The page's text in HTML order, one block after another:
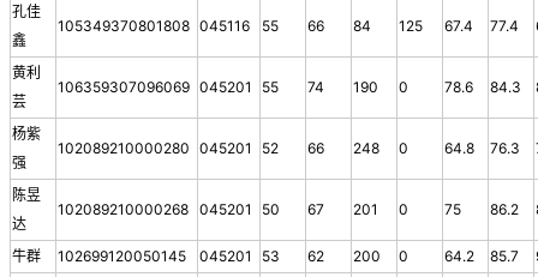
孔佳
鑫
105349370801808 045116 55 66 84 125 67.4 77.4
黄利
芸
106359307096069 045201 55 74 190 0 78.6 84.3
杨紫
强
102089210000280 045201 52 66 248 0 64.8 76.3
陈昱
达
102089210000268 045201 50 67 201 0 75 86.2
牛群 102699120050145 045201 53 62 200 0 64.2 85.7